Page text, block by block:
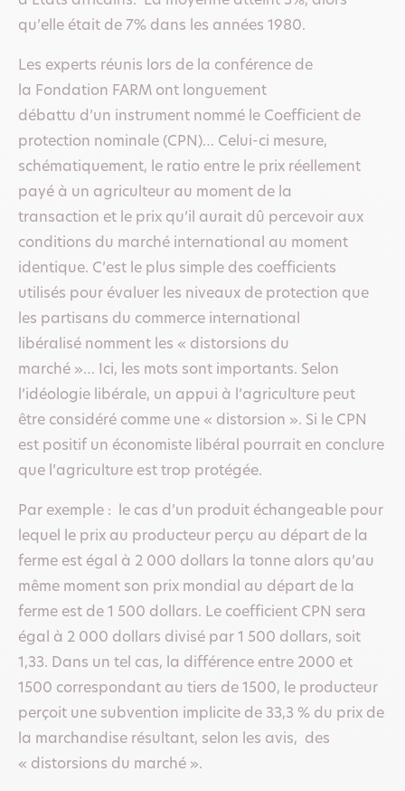
qu’elle était de 7% dans les années 1980.
Les experts réunis lors de la conférence de
la Fondation FARM ont longuement
débattu d’un instrument nommé le Coefficient de
protection nominale (CPN)… Celui-ci mesure,
schématiquement, le ratio entre le prix réellement
payé à un agriculteur au moment de la
transaction et le prix qu’il aurait dû percevoir aux
conditions du marché international au moment
identique. C’est le plus simple des coefficients
utilisés pour évaluer les niveaux de protection que
les partisans du commerce international
libéralisé nomment les « distorsions du
marché »… Ici, les mots sont importants. Selon
l’idéologie libérale, un appui à l’agriculture peut
être considéré comme une « distorsion ». Si le CPN
est positif un économiste libéral pourrait en conclure
que l’agriculture est trop protégée.
Par exemple : le cas d’un produit échangeable pour
lequel le prix au producteur perçu au départ de la
ferme est égal à 2 000 dollars la tonne alors qu’au
même moment son prix mondial au départ de la
ferme est de 1 500 dollars. Le coefficient CPN sera
égal à 2 000 dollars divisé par 1 500 dollars, soit
1,33. Dans un tel cas, la différence entre 2000 et
1500 correspondant au tiers de 1500, le producteur
perçoit une subvention implicite de 33,3 % du prix de
la marchandise résultant, selon les avis, des
« distorsions du marché ».